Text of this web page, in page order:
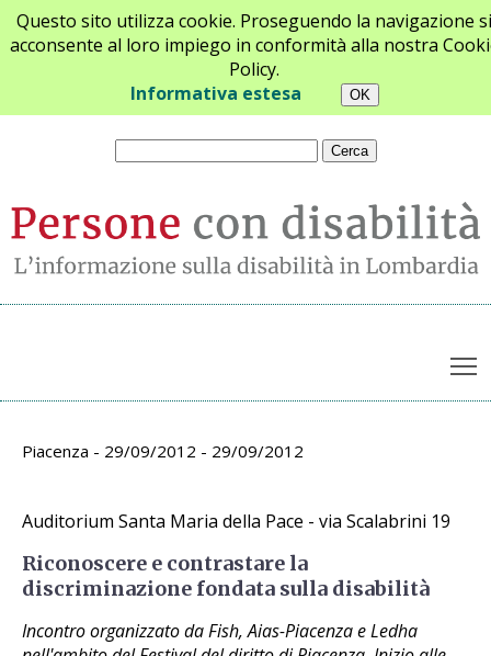
Questo sito utilizza cookie. Proseguendo la navigazione si
acconsente al loro impiego in conformità alla nostra
Policy.
Informativa estesa
Chi siamo Newsletter Contatti
Archivio appuntamenti
Piacenza - 29/09/2012 - 29/09/2012
Auditorium Santa Maria della Pace - via Scalabrini 19
Riconoscere e contrastare la
discriminazione fondata sulla disabilità
Incontro organizzato da Fish, Aias-Piacenza e Ledha